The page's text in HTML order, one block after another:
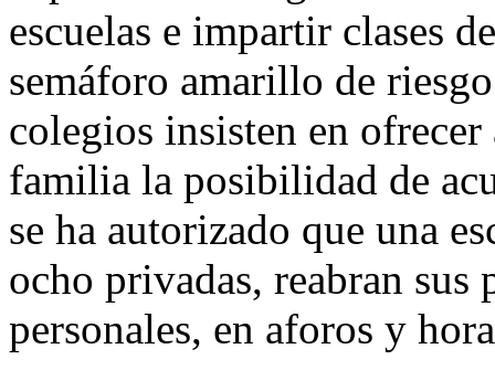
escuelas e impartir clases
semáforo amarillo de
colegios insisten en
familia la posibilidad de
se ha autorizado que una
ocho privadas, reabran sus
personales, en aforos y